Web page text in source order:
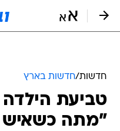
חדשות/חדשות בארץ
"מתה כשאיש